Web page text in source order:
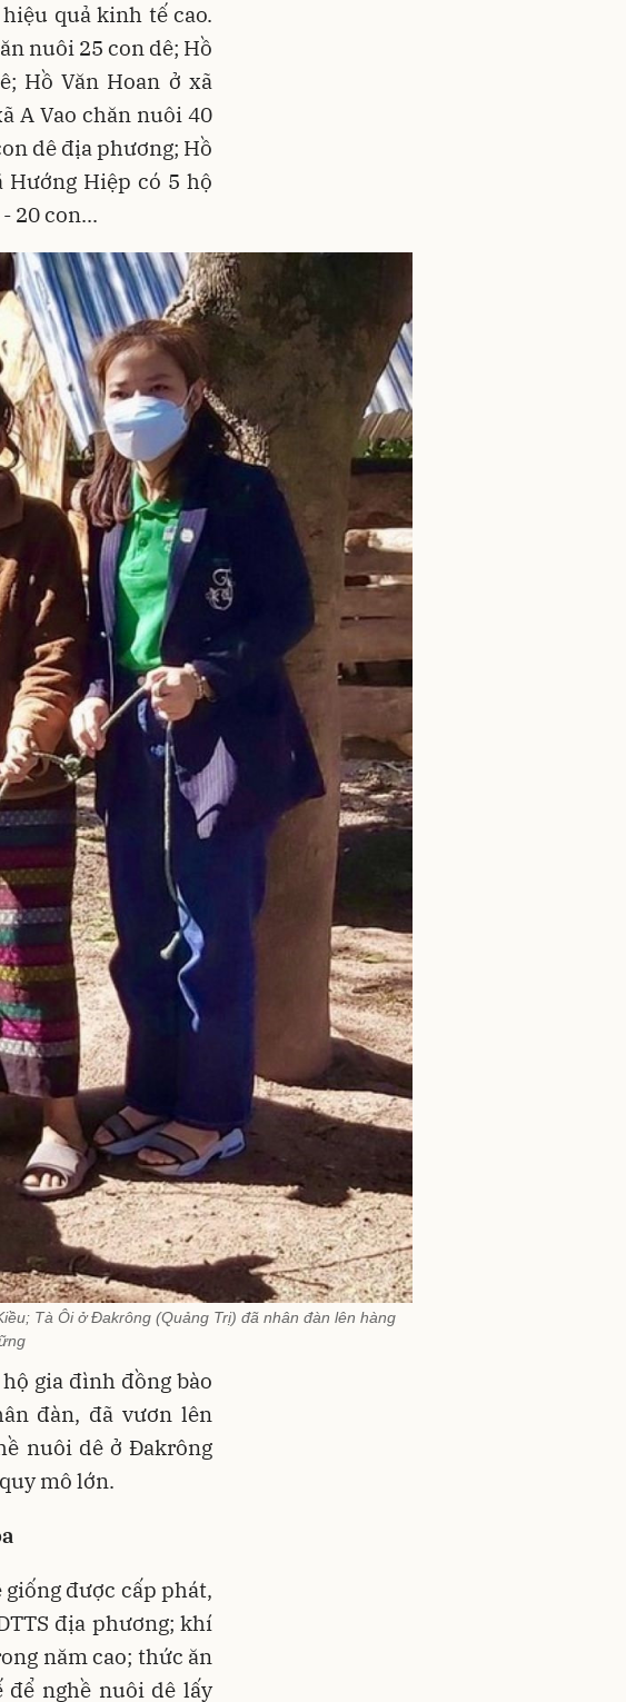
quả kinh tế cao.
nuôi 25 con dê; Hồ
Hồ Văn Hoan ở xã
A Vao chăn nuôi 40
dê địa phương; Hồ
Hướng Hiệp có 5 hộ
20 con...
Tà Ôi ở Đakrông (Quảng Trị) đã nhân đàn lên hàng
gia đình đồng bào
đàn, đã vươn lên
nuôi dê ở Đakrông
mô lớn.
được cấp phát,
địa phương; khí
năm cao; thức ăn
nghề nuôi dê lấy